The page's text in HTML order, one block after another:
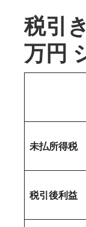
税引
万円
未払所得税
税引後利益